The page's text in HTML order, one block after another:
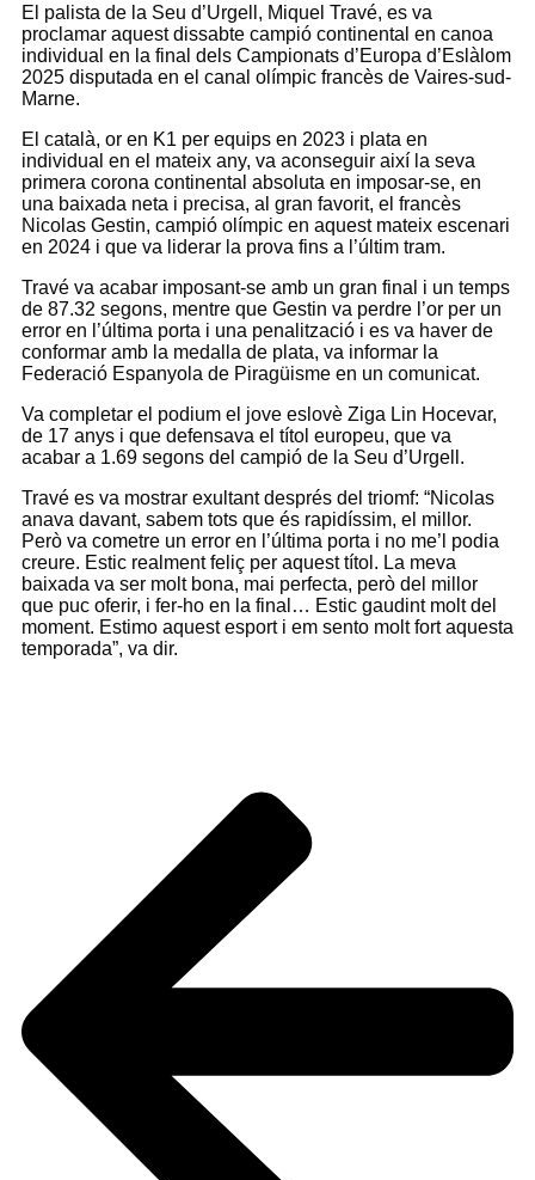
El palista de la Seu d’Urgell, Miquel Travé, es va
proclamar aquest dissabte campió continental en canoa
individual en la final dels Campionats d’Europa d’Eslàlom
2025 disputada en el canal olímpic francès de Vaires-sud-
Marne.
El català, or en K1 per equips en 2023 i plata en
individual en el mateix any, va aconseguir així la seva
primera corona continental absoluta en imposar-se, en
una baixada neta i precisa, al gran favorit, el francès
Nicolas Gestin, campió olímpic en aquest mateix escenari
en 2024 i que va liderar la prova fins a l’últim tram.
Travé va acabar imposant-se amb un gran final i un temps
de 87.32 segons, mentre que Gestin va perdre l’or per un
error en l’última porta i una penalització i es va haver de
conformar amb la medalla de plata, va informar la
Federació Espanyola de Piragüisme en un comunicat.
Va completar el podium el jove eslovè Ziga Lin Hocevar,
de 17 anys i que defensava el títol europeu, que va
acabar a 1.69 segons del campió de la Seu d’Urgell.
Travé es va mostrar exultant després del triomf: “Nicolas
anava davant, sabem tots que és rapidíssim, el millor.
Però va cometre un error en l’última porta i no me’l podia
creure. Estic realment feliç per aquest títol. La meva
baixada va ser molt bona, mai perfecta, però del millor
que puc oferir, i fer-ho en la final… Estic gaudint molt del
moment. Estimo aquest esport i em sento molt fort aquesta
temporada”, va dir.